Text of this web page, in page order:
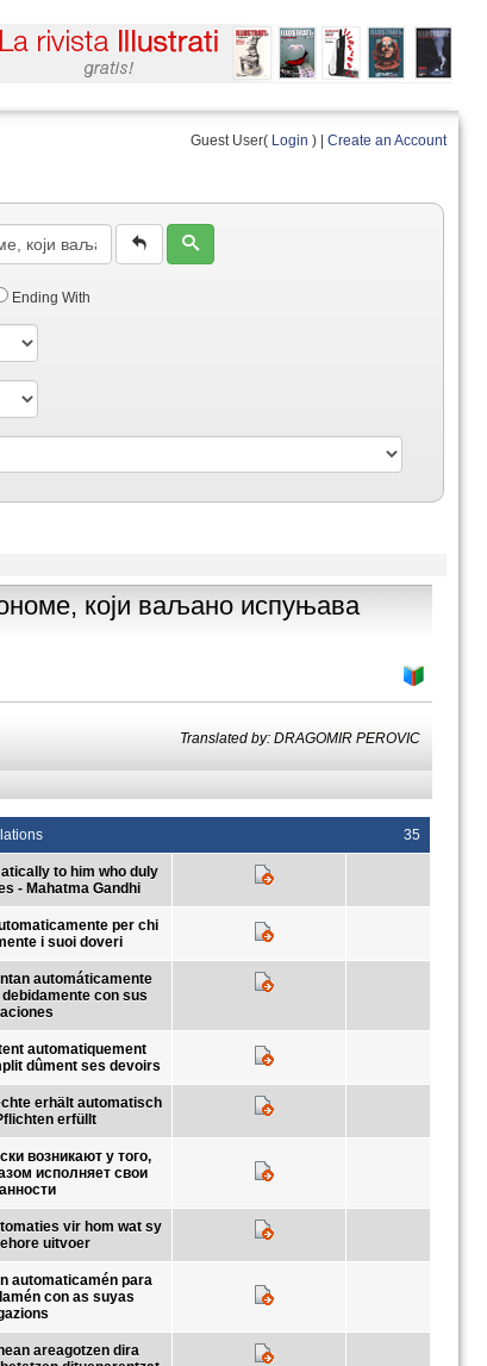
Guest User( Login ) | Create an Account
Ending With
који ваљано испуњава
Translated by: DRAGOMIR PEROVIC
35
to him who duly
- Mahatma Gandhi
per chi
i suoi doveri
automáticamente
con sus
automatiquement
dûment ses devoirs
erhält automatisch
erfüllt
возникают у того,
исполняет свои
vir hom wat sy
uitvoer
automaticamén para
con as suyas
areagotzen dira